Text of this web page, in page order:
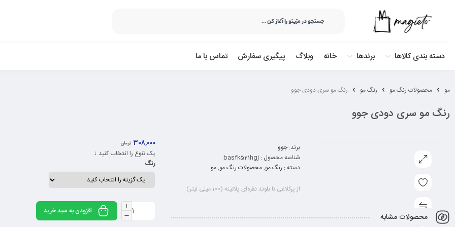
دسته بندی کالاها برندها خانه وبلاگ پیگیری سفارش تماس با ما
مو محصولات رنگ مو رنگ مو رنگ مو سری دودی جوو
رنگ مو سری دودی جوو
برند: جوو
شناسه محصول : basfk521hgj
دسته : رنگ مو,محصولات رنگ مو,مو
از پرکلاغی تا بلوند نقره‌ای پلاتینه (100 میلی لیتر)
محصولات مشابه
308,000 تومان
یک تنوع را انتخاب کنید ↓
رنگ
افزودن به سبد خرید